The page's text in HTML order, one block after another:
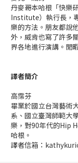
丹麥哥本哈根「快樂
Institute）執行長，
樂的方法。朋友都說
外，威肯也寫了許多
界各地進行演講。閒
譯者簡介
高霈芬
畢業於國立台灣藝術
系、國立臺灣師範大
樂，對90年代的Hip
哈根。
譯者信箱：